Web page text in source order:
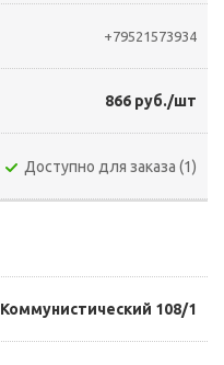
+79521573934
866 руб./шт
Доступно для заказа (1)
Коммунистический 108/1